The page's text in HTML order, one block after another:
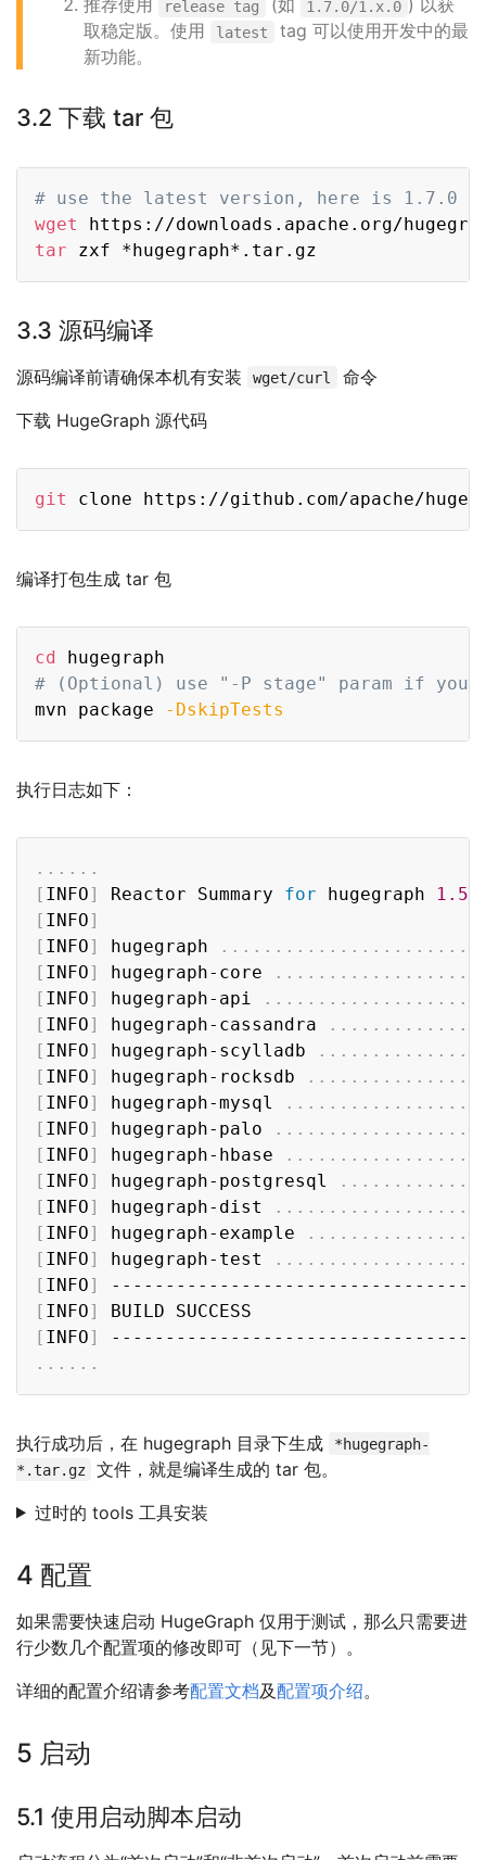
推荐使用 release tag (如 1.7.0/1.x.0 ) 以获
取稳定版。使用
latest
tag 可以使用开发中的最
新功能。
3.2 下载 tar 包
# use the latest version, here is 1.7.0
wget
https://downloads.apache.org/
tar
Copy
3.3 源码编译
源码编译前请确保本机有安装 wget/curl
命令
下载 HugeGraph 源代码
git Copy
编译打包生成 tar 包
cd
# (Optional) use "-P stage" param if
mvn package
-DskipTests
执行日志如下：
.. .. ..
[ INFO] Reactor Summary for hugegraph
1.5
[ INFO]
[ INFO] hugegraph .. .. .. .. .. .. .. .. .. .. .. ..
[ INFO] hugegraph-core .. .. .. .. .. .. .. .. ..
[ INFO] hugegraph-api .. .. .. .. .. .. .. .. .. ..
[ INFO] hugegraph-cassandra .. .. .. .. .. .. ..
[ INFO] hugegraph-scylladb .. .. .. .. .. .. ..
[ INFO] hugegraph-rocksdb .. .. .. .. .. .. .. ..
[ INFO] hugegraph-mysql .. .. .. .. .. .. .. .. ..
[ INFO] hugegraph-palo .. .. .. .. .. .. .. .. ..
[ INFO] hugegraph-hbase .. .. .. .. .. .. .. .. ..
[ INFO] hugegraph-postgresql .. .. .. .. .. ..
[ INFO] hugegraph-dist .. .. .. .. .. .. .. .. ..
[ INFO] hugegraph-example .. .. .. .. .. .. .. ..
[ INFO] hugegraph-test .. .. .. .. .. .. .. .. ..
[ INFO]
[ INFO]
[ INFO]
.. .. ..
执行成功后，在 hugegraph 目录下生成
*hugegraph-
*.tar.gz
文件，就是编译生成的 tar 包。
过时的 tools 工具安装
4 配置
如果需要快速启动 HugeGraph 仅用于测试，那么只需要进
行少数几个配置项的修改即可（见下一节）。
详细的配置介绍请参考配置文档及配置项介绍。
5 启动
5.1 使用启动脚本启动